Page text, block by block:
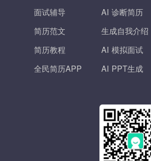
面试辅导
简历范文
简历教程
全民简历APP
AI 诊断简历
生成自我介绍
AI 模拟面试
AI PPT生成